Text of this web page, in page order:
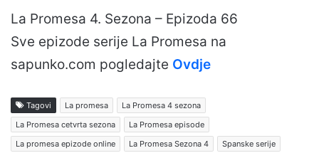
La Promesa 4. Sezona – Epizoda 66
Sve epizode serije La Promesa na
sapunko.com pogledajte Ovdje
Tagovi La promesa
La Promesa 4 sezona
La Promesa cetvrta sezona
La Promesa episode
La promesa epizode online
La Promesa Sezona 4
Spanske serije